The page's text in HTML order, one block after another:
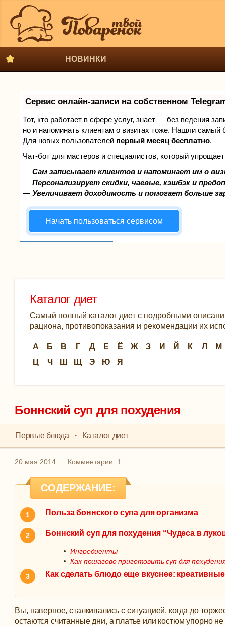
НОВИНКИ
Сервис онлайн-записи на собственном
Тот, кто работает в сфере услуг, знает — без ведения
но и напоминать клиентам о визитах тоже. Нашли
Для новых пользователей первый месяц бесплатно.
Чат-бот для мастеров и специалистов, который
—Сам записывает клиентов и напоминает им о
—Персонализирует скидки, чаевые, кэшбэк и
—Увеличивает доходимость и помогает больше
Начать пользоваться сервисом
Каталог диет
Самый полный каталог диет с подробными
рациона, противопоказания и рекомендации их
А Б В Г Д Е Ё Ж З И Й К Л
М
Ц
Ч Ш Щ Э Ю Я
Боннский суп для похудения
Первые блюда · Каталог диет
20 мая 2014 Комментарии: 1
СОДЕРЖАНИЕ:
Польза боннского супа для организма
Боннский суп для похудения “Чудеса в
Ингредиенты
Как пошагово приготовить суп для
Как сделать блюдо еще вкуснее:
Вы, наверное, сталкивались с ситуацией, когда до
остаются считанные дни, а платье или костюм упорно не